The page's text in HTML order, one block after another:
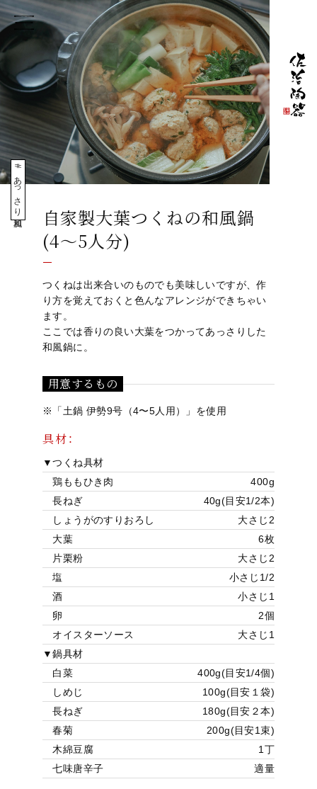
あっさり和風
自家製大葉つくねの和風鍋
(4～5人分)
つくねは出来合いのものでも美味しいですが、作
り方を覚えておくと色んなアレンジができちゃい
ます。
ここでは香りの良い大葉をつかってあっさりした
和風鍋に。
用意するもの
※「 土鍋 伊勢9号（4〜5人用） 」を使用
具材：
▼つくね具材
鶏ももひき肉
400g
長ねぎ
40g(目安1/2本)
しょうがのすりおろし
大さじ2
大葉
6枚
片栗粉
大さじ2
塩
小さじ1/2
酒
小さじ1
卵
2個
オイスターソース
大さじ1
▼鍋具材
白菜
400g(目安1/4個)
しめじ
100g(目安１袋)
長ねぎ
180g(目安２本)
春菊
200g(目安1束)
木綿豆腐
1丁
七味唐辛子
適量
佐
陶
器
つ
い
て
会
社
概
要
レ
ピ
法
の
お
様
へ
お
ら
せ
お
問
い
合
わ
せ
オ
ラ
イ
ス
ト